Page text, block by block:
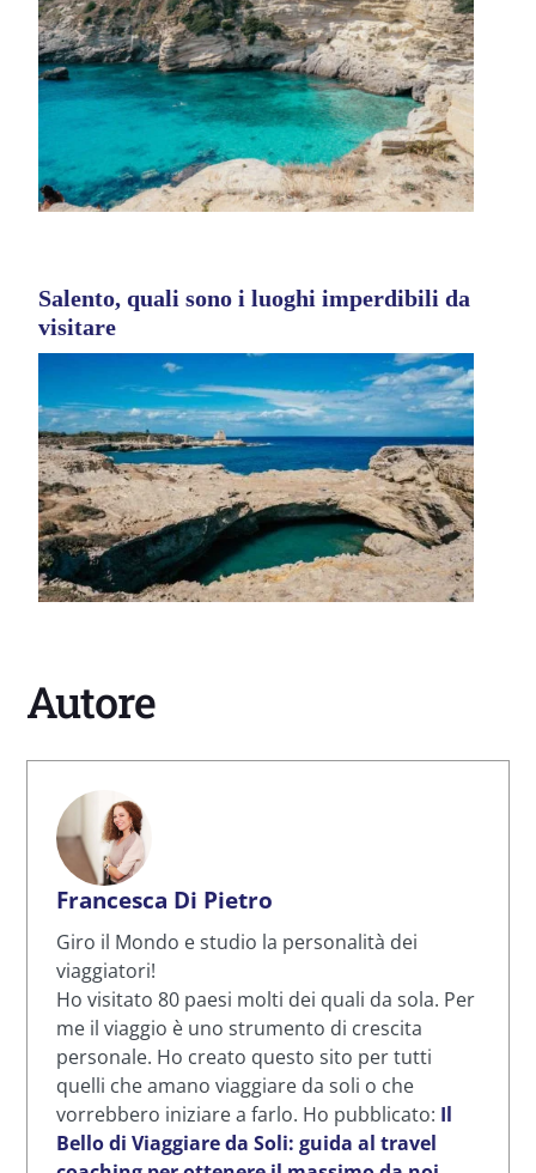
Salento, quali sono i luoghi imperdibili da
visitare
Autore
Francesca Di Pietro
Giro il Mondo e studio la personalità dei
viaggiatori!
Ho visitato 80 paesi molti dei quali da sola. Per
me il viaggio è uno strumento di crescita
personale. Ho creato questo sito per tutti
quelli che amano viaggiare da soli o che
vorrebbero iniziare a farlo. Ho pubblicato: Il
Bello di Viaggiare da Soli: guida al travel